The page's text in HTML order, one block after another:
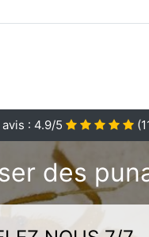
: 4.9/5 (
des